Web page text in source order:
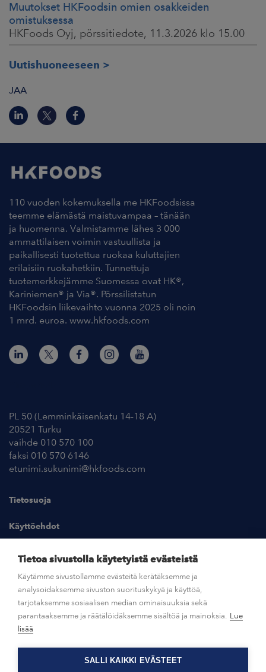
Muutokset HKFoodsin omien osakkeiden
omistuksessa
HKFoods Oyj, pörssitiedote, 11.3.2026 klo 15.00
Uutishuoneeseen
JAA
110 vuoden kokemuksella me HKFoodsissa
teemme elämästä maistuvampaa – tänään
ja huomenna. Valmistamme lähes 3 000
ammattilaisen voimin vastuullista ja
paikallisesti tuotettua ruokaa kuluttajien
erilaisiin ruokahetkiin. Tunnettuja
tuotemerkkejämme Suomessa ovat HK®,
Kariniemen® ja Via®. Pörssilistatun
HKFoodsin liikevaihto vuonna 2025 oli noin
1 mrd. euroa. www.hkfoods.com
PL 50 (Lemminkäisenkatu 14-18 A)
20521 Turku
vaihde 010 570 100
faksi 010 570 6146
etunimi.sukunimi@hkfoods.com
Tietosuoja
Käyttöehdot
Kuvapankki
UUTISHUONE
OTA YHTEYTTÄ
Tietoa sivustolla käytetyistä evästeistä
Käytämme sivustollamme evästeitä kerätäksemme ja
analysoidaksemme sivuston suorituskykyä ja käyttöä,
tarjotaksemme sosiaalisen median ominaisuuksia sekä
parantaaksemme ja räätälöidäksemme sisältöä ja mainoksia. Lue
lisää
SALLI KAIKKI EVÄSTEET